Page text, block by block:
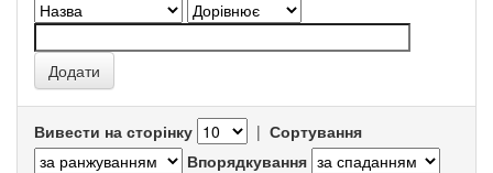
Вивести на сторінку | Сортування
Впорядкування